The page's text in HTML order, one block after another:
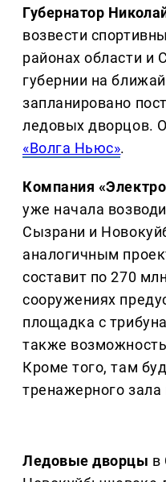
Губернатор
возвести
районах области и
губернии на
запланировано
ледовых дворцов.
«Волга Ньюс».
Компания
уже начала
Сызрани и
аналогичным
составит по 270
сооружениях
площадка с
также
Кроме того, там
тренажерного
Ледовые дворцы в